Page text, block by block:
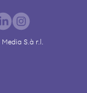
S.à r.l.